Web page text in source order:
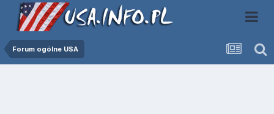
Forum ogólne USA